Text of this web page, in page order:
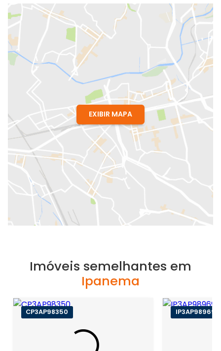
EXIBIR MAPA
Imóveis semelhantes em
Ipanema
CP3AP98350 IP3AP98969